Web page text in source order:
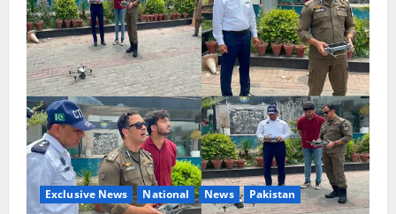
Exclusive News National News Pakistan